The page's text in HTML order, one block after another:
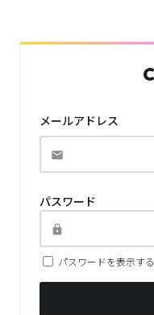
メールアドレス
パスワード
パスワードを表示する